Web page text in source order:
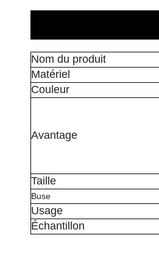
Nom du produit
Matériel
Couleur
Avantage
Taille
Buse
Usage
Échantillon